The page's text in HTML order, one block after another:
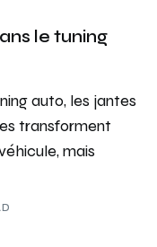
le tuning
auto, les jantes
transforment
mais